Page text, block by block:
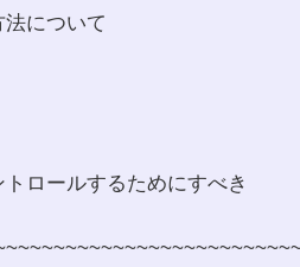
について
ロールするためにすべき